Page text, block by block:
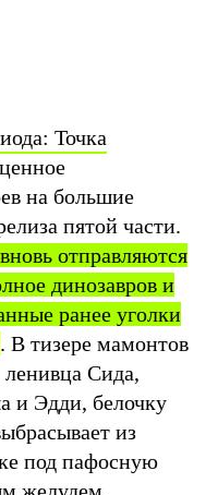
Точка
на большие
пятой части.
отправляются
динозавров и
ранее уголки
. В тизере мамонтов
Сида,
и Эдди, белочку
из
под пафосную